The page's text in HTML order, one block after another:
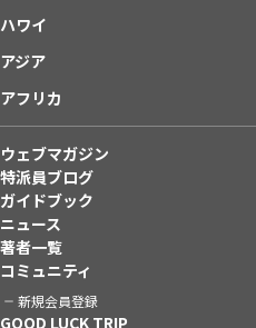
ハワイ
アジア
アフリカ
ウェブマガジン
特派員ブログ
ガイドブック
ニュース
著者一覧
コミュニティ
新規会員登録
GOOD LUCK TRIP